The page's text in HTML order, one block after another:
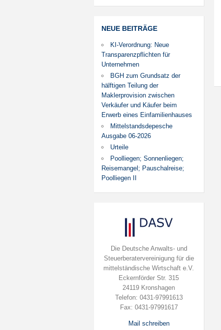
NEUE BEITRÄGE
KI-Verordnung: Neue
Transparenzpflichten für
Unternehmen
BGH zum Grundsatz der
hälftigen Teilung der
Maklerprovision zwischen
Verkäufer und Käufer beim
Erwerb eines Einfamilienhauses
Mittelstandsdepesche
Ausgabe 06-2026
Urteile
Poolliegen; Sonnenliegen;
Reisemangel; Pauschalreise;
Poolliegen II
Die Deutsche Anwalts- und
Steuerberatervereinigung für die
mittelständische Wirtschaft e.V.
Eckernförder Str. 315
24119 Kronshagen
Telefon: 0431-97991613
Fax: 0431-97991617
Mail schreiben